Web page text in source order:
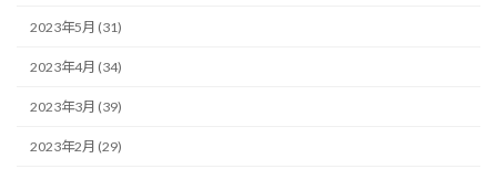
2023年5月 (31)
2023年4月 (34)
2023年3月 (39)
2023年2月 (29)